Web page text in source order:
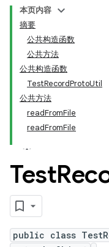
本页内容
摘要
公共构造函数
公共方法
公共构造函数
TestRecordProtoUtil
公共方法
readFromFile
readFromFile
Test
public class